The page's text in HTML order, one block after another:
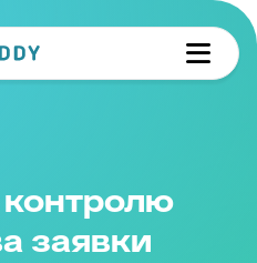
заявки